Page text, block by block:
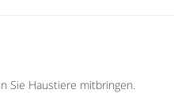
Sie Haustiere mitbringen.